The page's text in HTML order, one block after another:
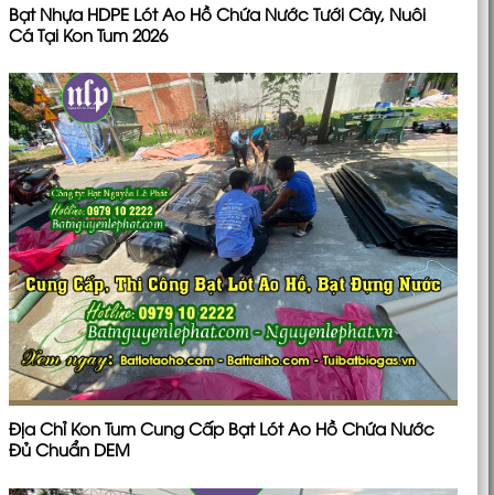
Bạt Nhựa HDPE Lót Ao Hồ Chứa Nước Tưới Cây, Nuôi
Cá Tại Kon Tum 2026
Địa Chỉ Kon Tum Cung Cấp Bạt Lót Ao Hồ Chứa Nước
Đủ Chuẩn DEM